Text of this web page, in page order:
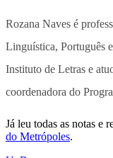
Rozana Naves é
Linguística, Português
Instituto de Letras e
coordenadora do
Já leu todas as notas e
do Metrópoles.